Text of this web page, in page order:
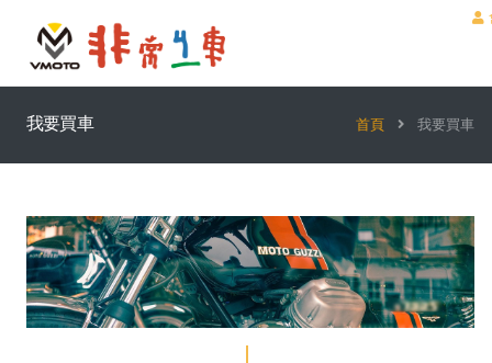
我要買車 首頁 我要買車